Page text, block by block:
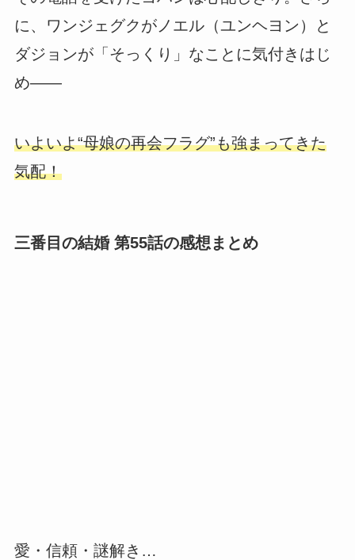
に、ワンジェグクがノエル（ユンヘヨン）と
ダジョンが「そっくり」なことに気付きはじ
め――
いよいよ“母娘の再会フラグ”も強まってきた
気配！
三番目の結婚 第55話の感想まとめ
愛・信頼・謎解き…